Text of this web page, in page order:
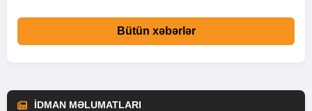
Bütün xəbərlər
İDMAN MƏLUMATLARI